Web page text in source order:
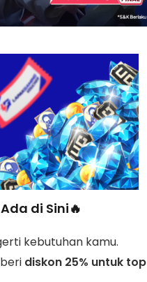
di Sini🔥
kebutuhan kamu.
diskon 25% untuk top